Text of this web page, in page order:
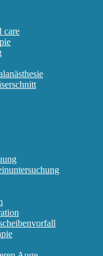
care